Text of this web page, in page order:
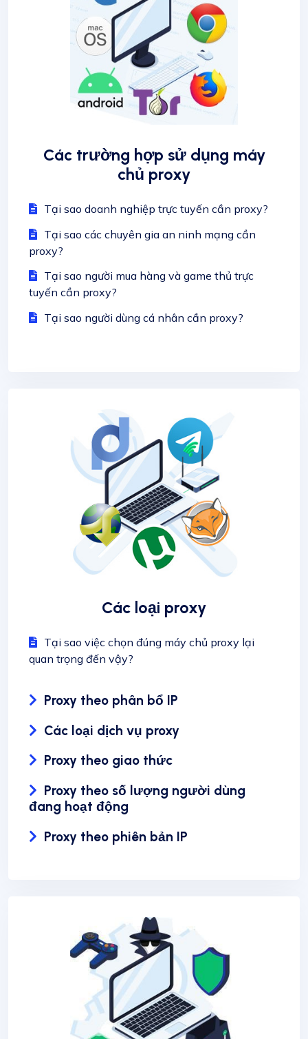
Các trường hợp sử dụng máy
chủ proxy
Tại sao doanh nghiệp trực tuyến cần proxy?
Tại sao các chuyên gia an ninh mạng cần
proxy?
Tại sao người mua hàng và game thủ trực
tuyến cần proxy?
Tại sao người dùng cá nhân cần proxy?
Các loại proxy
Tại sao việc chọn đúng máy chủ proxy lại
quan trọng đến vậy?
Proxy theo phân bổ IP
Các loại dịch vụ proxy
Proxy theo giao thức
Proxy theo số lượng người dùng
đang hoạt động
Proxy theo phiên bản IP